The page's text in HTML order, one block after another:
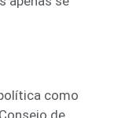
como